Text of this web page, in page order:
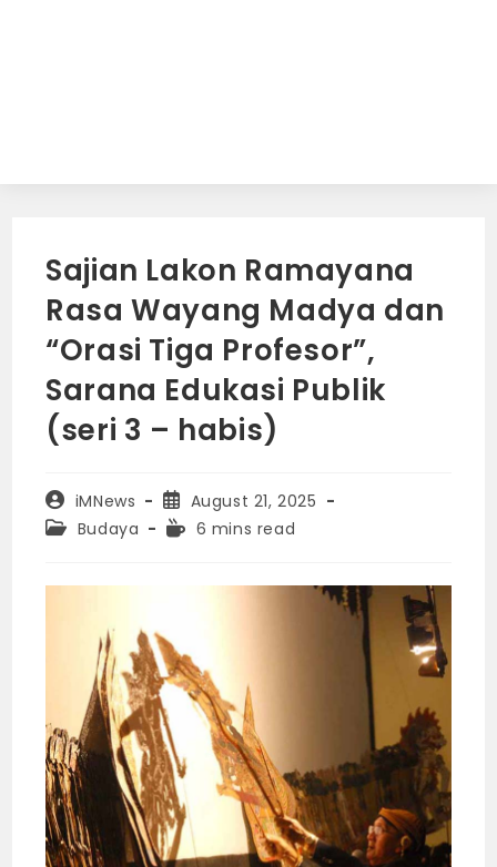
Sajian Lakon Ramayana
Rasa Wayang Madya dan
“Orasi Tiga Profesor”,
Sarana Edukasi Publik
(seri 3 – habis)
Post
author:
iMNews
Post
published:
August 21, 2025
PostBudaya
Reading6 mins read